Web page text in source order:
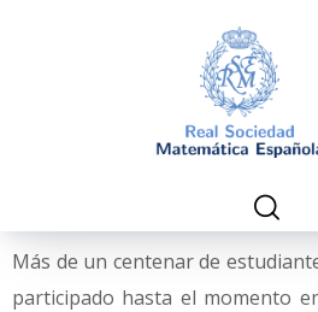
Más de un centenar de
participado hasta el momento